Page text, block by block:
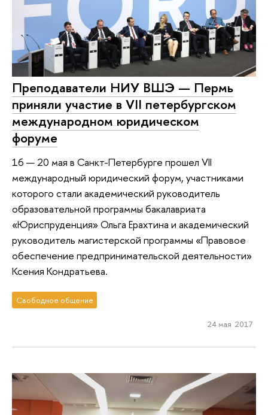
Преподаватели НИУ ВШЭ — Пермь
приняли участие в VII петербургском
международном юридическом
форуме
16 — 20 мая в Санкт-Петербурге прошел VII
международный юридический форум, участниками
которого стали академический руководитель
образовательной программы бакалавриата
«Юриспруденция» Ольга Ерахтина и академический
руководитель магистерской программы «Правовое
обеспечение предпринимательской деятельности»
Ксения Кондратьева.
Свободное общение
24 мая 2017